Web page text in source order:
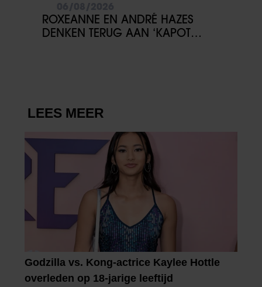
gaat akkoord met onze cookies als u onze website blijft
gebruiken.ROXEANNE EN ANDRÉ HAZES
DENKEN TERUG AAN ‘KAPOT